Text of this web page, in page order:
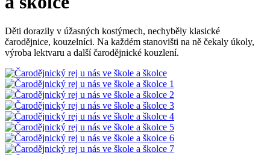
Děti dorazily v úžasných kostýmech, nechyběly klasické
čarodějnice, kouzelníci. Na každém stanovišti na ně čekaly úkoly,
výroba lektvaru a další čarodějnické kouzlení.